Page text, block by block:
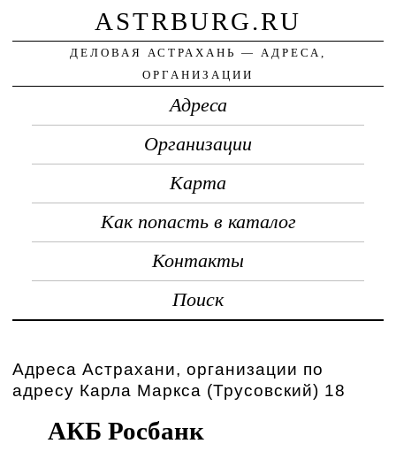
ASTRBURG.RU
ДЕЛОВАЯ АСТРАХАНЬ — АДРЕСА,
ОРГАНИЗАЦИИ
Адреса
Организации
Карта
Как попасть в каталог
Контакты
Поиск
Адреса Астрахани, организации по
адресу Карла Маркса (Трусовский) 18
АКБ Росбанк